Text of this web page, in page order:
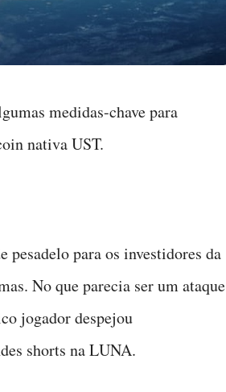
medidas-chave para
nativa UST.
pesadelo para os investidores da
No que parecia ser um ataque
jogador despejou
shorts na LUNA.